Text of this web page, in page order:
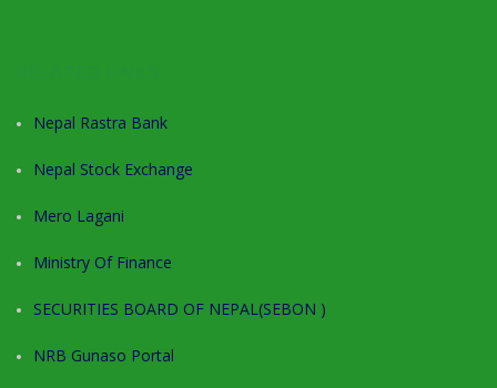
Nepal Rastra Bank
Nepal Stock Exchange
Mero Lagani
Ministry Of Finance
SECURITIES BOARD OF NEPAL(SEBON )
NRB Gunaso Portal